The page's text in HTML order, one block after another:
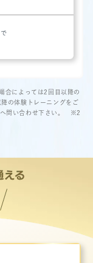
合によっては2回目以降の
の体験トレーニングをご
い合わせ下さい。
※2